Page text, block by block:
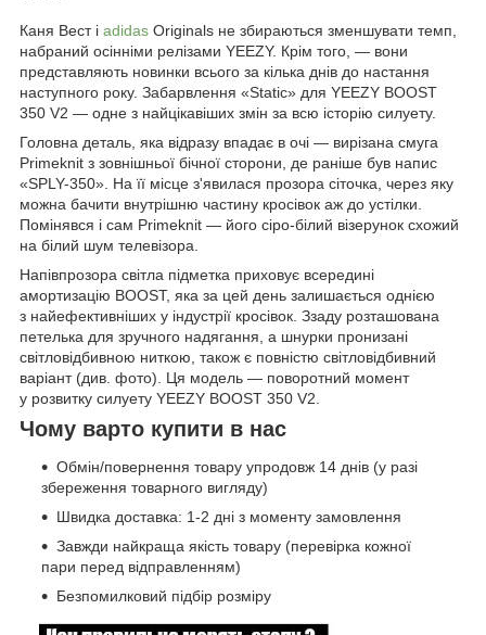
Каня Вест і adidas Originals не збираються зменшувати темп,
набраний осінніми релізами YEEZY. Крім того, — вони
представляють новинки всього за кілька днів до настання
наступного року. Забарвлення «Static» для YEEZY BOOST
350 V2 — одне з найцікавіших змін за всю історію силуету.
Головна деталь, яка відразу впадає в очі — вирізана смуга
Primeknit з зовнішньої бічної сторони, де раніше був напис
«SPLY-350». На її місце з'явилася прозора сіточка, через яку
можна бачити внутрішню частину кросівок аж до устілки.
Помінявся і сам Primeknit — його сіро-білий візерунок схожий
на білий шум телевізора.
Напівпрозора світла підметка приховує всередині
амортизацію BOOST, яка за цей день залишається однією
з найефективніших у індустрії кросівок. Ззаду розташована
петелька для зручного надягання, а шнурки пронизані
світловідбивною ниткою, також є повністю світловідбивний
варіант (див. фото). Ця модель — поворотний момент
у розвитку силуету YEEZY BOOST 350 V2.
Чому варто купити в нас
Обмін/повернення товару упродовж 14 днів (у разі
збереження товарного вигляду)
Швидка доставка: 1-2 дні з моменту замовлення
Завжди найкраща якість товару (перевірка кожної
пари перед відправленням)
Безпомилковий підбір розміру